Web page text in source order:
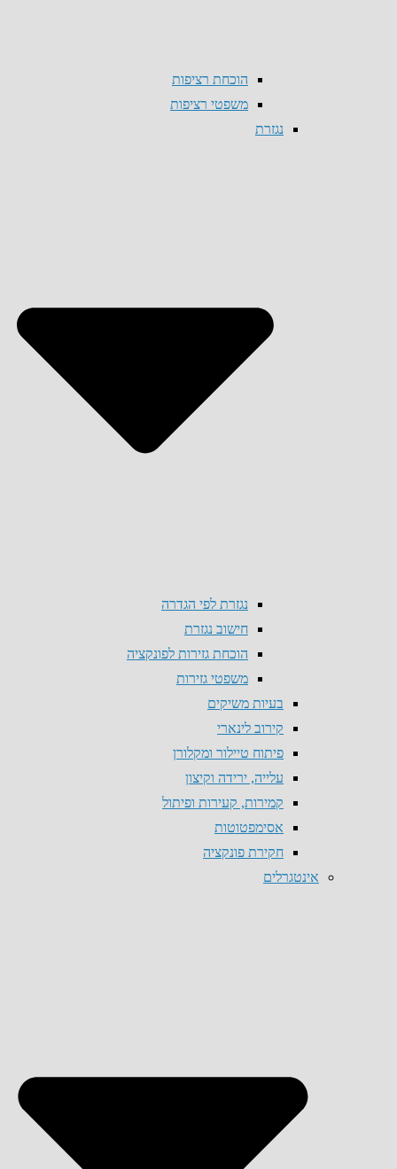
הוכחת רציפות
משפטי רציפות
נגזרת
נגזרת לפי הגדרה
חישוב נגזרת
הוכחת גזירות לפונקציה
משפטי גזירות
בעיות משיקים
קירוב לינארי
פיתוח טיילור ומקלורן
עלייה, ירידה וקיצון
קמירות, קעירות ופיתול
אסימפטוטות
חקירת פונקציה
אינטגרלים